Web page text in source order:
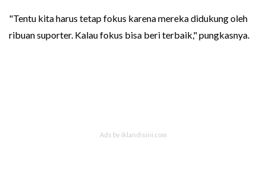
"Tentu kita harus tetap fokus karena mereka didukung oleh
ribuan suporter. Kalau fokus bisa beri terbaik," pungkasnya.